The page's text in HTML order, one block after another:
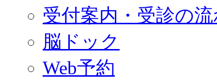
受付案内・受診の
脳ドック
Web予約